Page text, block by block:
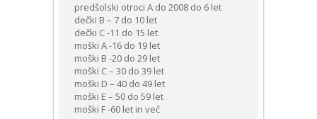
predšolski otroci A do 2008 do 6 let
dečki B – 7 do 10 let
dečki C -11 do 15 let
moški A -16 do 19 let
moški B -20 do 29 let
moški C – 30 do 39 let
moški D – 40 do 49 let
moški E – 50 do 59 let
moški F -60 let in več